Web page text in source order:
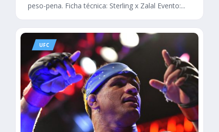
peso-pena. Ficha técnica: Sterling x Zalal Evento:...
UFC